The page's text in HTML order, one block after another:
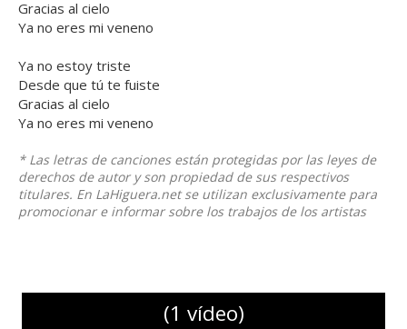
Gracias al cielo
Ya no eres mi veneno
Ya no estoy triste
Desde que tú te fuiste
Gracias al cielo
Ya no eres mi veneno
* Las letras de canciones están protegidas por las leyes de
derechos de autor y son propiedad de sus respectivos
titulares. En LaHiguera.net se utilizan exclusivamente para
promocionar e informar sobre los trabajos de los artistas
(1 vídeo)